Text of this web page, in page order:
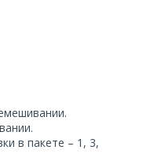
в пакете – 1, 3,